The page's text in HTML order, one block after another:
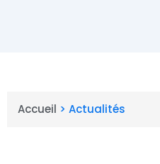
Accueil > Actualités